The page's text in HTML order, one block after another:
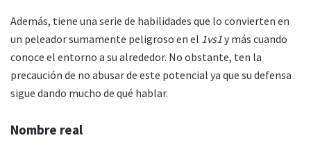
Además, tiene una serie de habilidades que lo convierten en
un peleador sumamente peligroso en el 1vs1y más cuando
conoce el entorno a su alrededor. No obstante, ten la
precaución de no abusar de este potencial ya que su defensa
sigue dando mucho de qué hablar.
Nombre real